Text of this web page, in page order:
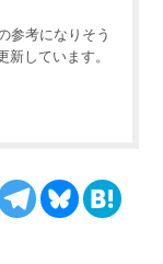
参考になりそう
しています。